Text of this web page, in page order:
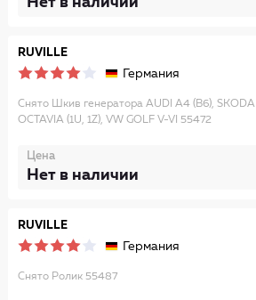
RUVILLE
Германия
Снято Шкив генератора AUDI A4 (B6), SKODA
OCTAVIA (1U, 1Z), VW GOLF V-VI 55472
Цена
Нет в наличии
RUVILLE
Германия
Снято Ролик 55487